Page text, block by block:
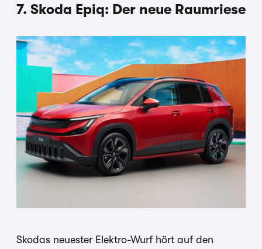
7. Skoda Epiq: Der neue Raumriese
Skodas neuester Elektro-Wurf hört auf den